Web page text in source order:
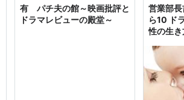
有 パチ夫の館～映画批評と
ドラマレビューの殿堂～
営業部
ら10
性の生